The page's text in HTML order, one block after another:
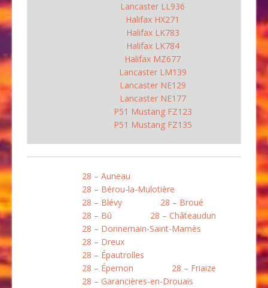
Lancaster LL936
Halifax HX271
Halifax LK783
Halifax LK784
Halifax MZ677
Lancaster LM139
Lancaster NE129
Lancaster NE177
P51 Mustang FZ123
P51 Mustang FZ135
28 – Auneau
28 – Bérou-la-Mulotière
28 – Blévy
28 – Broué
28 – Bû
28 – Châteaudun
28 – Donnemain-Saint-Mamès
28 – Dreux
28 – Épautrolles
28 – Épernon
28 – Friaize
28 – Garancières-en-Drouais